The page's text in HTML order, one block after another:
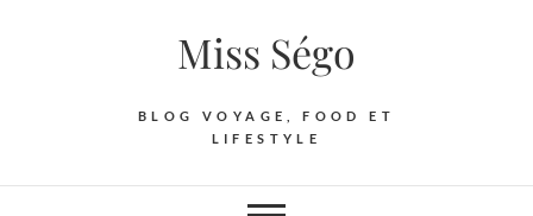
Miss Ségo
BLOG VOYAGE, FOOD ET
LIFESTYLE